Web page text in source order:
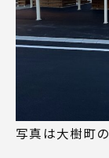
写真は大樹町の